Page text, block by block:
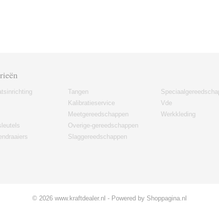
Tangen
Kalibratieservice
Meetgereedschappen
Overige-gereedschappen
Slaggereedschappen
Vde
Werkkleding
© 2026 www.kraftdealer.nl - Powered by Shoppagina.nl